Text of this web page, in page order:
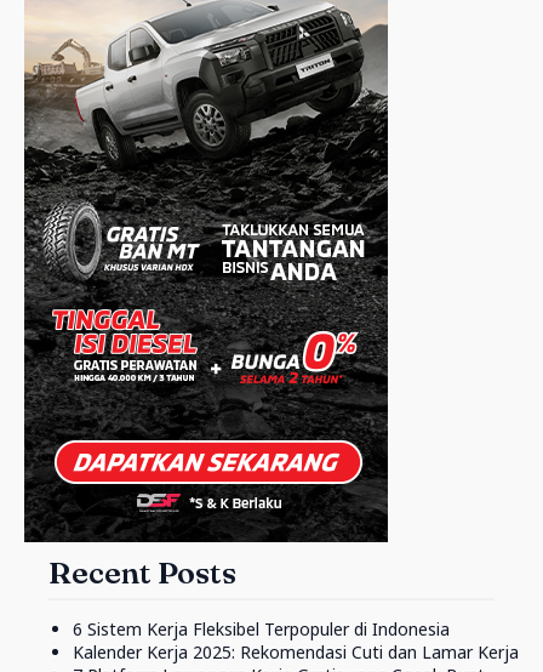
Recent Posts
6 Sistem Kerja Fleksibel Terpopuler di Indonesia
Kalender Kerja 2025: Rekomendasi Cuti dan Lamar Kerja